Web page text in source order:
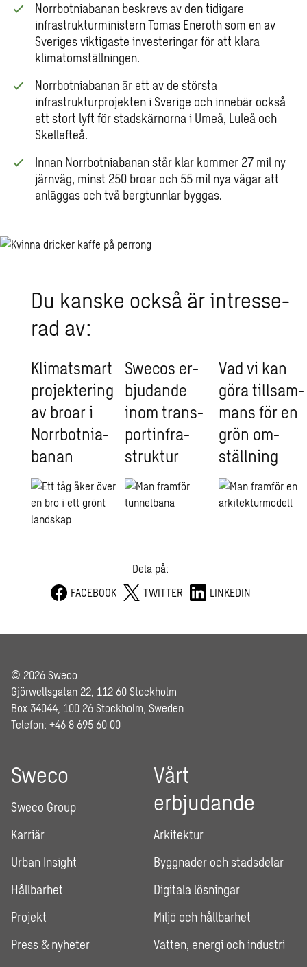
Norrbotniabanan beskrevs av den tidigare
infrastrukturministern Tomas Eneroth som en av
Sveriges viktigaste investeringar för att klara
klimatomställningen.
Norrbotniabanan är ett av de största
infrastrukturprojekten i Sverige och innebär också
ett stort lyft för stadskärnorna i Umeå, Luleå och
Skellefteå.
Innan Norrbotniabanan står klar kommer 27 mil ny
järnväg, minst 250 broar och 55 mil nya vägar att
anläggas och två bergtunnlar byggas.
Du kanske också är in­tres­se­
rad av:
Kli­mats­mart
pro­jek­te­ring
av broar i
Norr­bot­ni­a­
ba­nan
Swe­cos er­
bju­dan­de
inom trans­
por­tin­fra­
struk­tur
Vad vi kan
göra till­sam­
mans för en
grön om­
ställ­ning
Dela på:
FACEBOOK
TWITTER LINKEDIN
© 2026 Sweco
Gjörwellsgatan 22, 112 60 Stockholm
Box 34044, 100 26 Stockholm, Sweden
Telefon: +46 8 695 60 00
Sweco
Sweco Group
Karriär
Urban Insight
Hållbarhet
Projekt
Press & nyheter
Vårt
erbjudande
Arkitektur
Byggnader och stadsdelar
Digitala lösningar
Miljö och hållbarhet
Vatten, energi och industri